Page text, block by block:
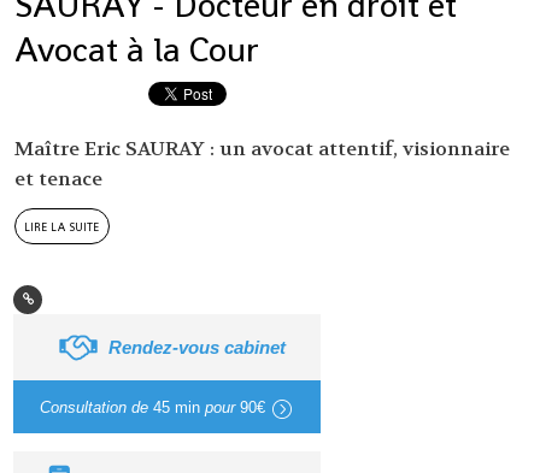
Avocat à la Cour
Maître Eric SAURAY : un avocat attentif, visionnaire
et tenace
lire la suite
Rendez-vous cabinet
Consultation de45 min pour90€